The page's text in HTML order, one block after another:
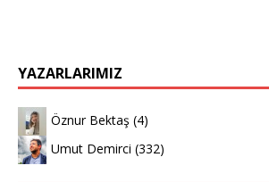
YAZARLARIMIZ
Öznur Bektaş (4)
Umut Demirci (332)